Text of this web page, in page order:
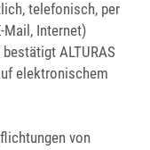
telefonisch, per
Mail, Internet)
ALTURAS
elektronischem
von